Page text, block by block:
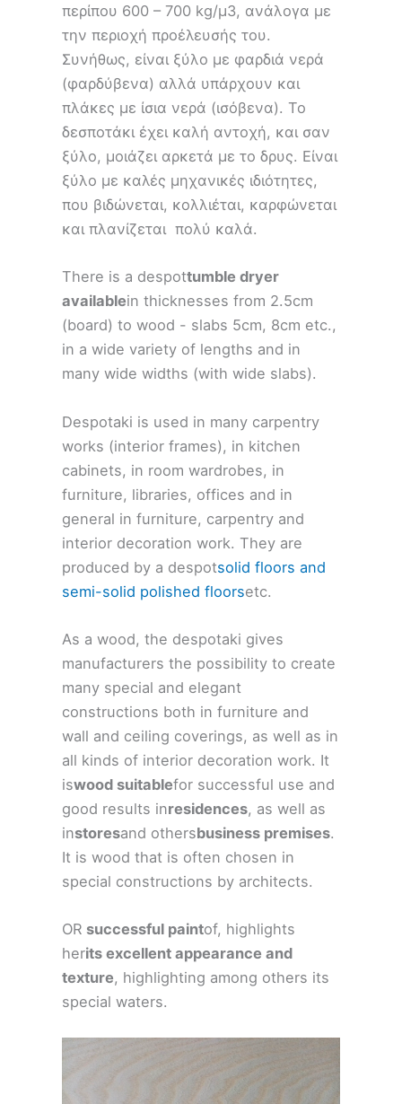
περίπου 600 – 700 kg/μ3, ανάλογα με
την περιοχή προέλευσής του.
Συνήθως, είναι ξύλο με φαρδιά νερά
(φαρδύβενα) αλλά υπάρχουν και
πλάκες με ίσια νερά (ισόβενα). Το
δεσποτάκι έχει καλή αντοχή, και σαν
ξύλο, μοιάζει αρκετά με το δρυς. Είναι
ξύλο με καλές μηχανικές ιδιότητες,
που βιδώνεται, κολλιέται, καρφώνεται
και πλανίζεται πολύ καλά.
There is a despottumble dryer
availablein thicknesses from 2.5cm
(board) to wood - slabs 5cm, 8cm etc.,
in a wide variety of lengths and in
many wide widths (with wide slabs).
Despotaki is used in many carpentry
works (interior frames), in kitchen
cabinets, in room wardrobes, in
furniture, libraries, offices and in
general in furniture, carpentry and
interior decoration work. They are
produced by a despotsolid floors and
semi-solid polished floorsetc.
As a wood, the despotaki gives
manufacturers the possibility to create
many special and elegant
constructions both in furniture and
wall and ceiling coverings, as well as in
all kinds of interior decoration work. It
iswood suitablefor successful use and
good results inresidences, as well as
instoresand othersbusiness premises.
It is wood that is often chosen in
special constructions by architects.
OR successful paintof, highlights
herits excellent appearance and
texture, highlighting among others its
special waters.